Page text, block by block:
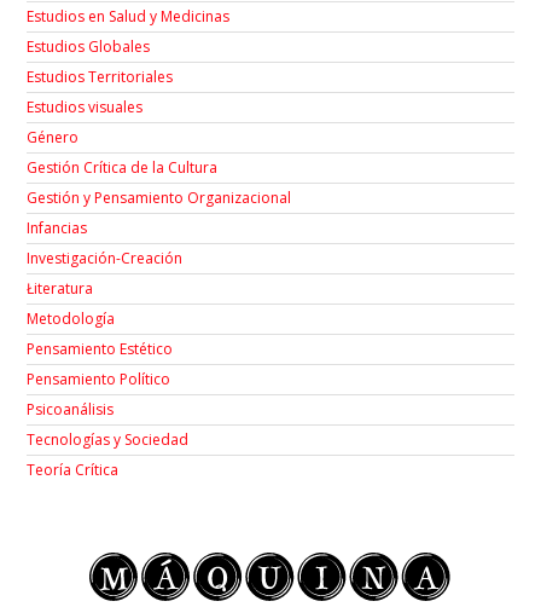
Estudios en Salud y Medicinas
Estudios Globales
Estudios Territoriales
Estudios visuales
Género
Gestión Crítica de la Cultura
Gestión y Pensamiento Organizacional
Infancias
Investigación-Creación
Łiteratura
Metodología
Pensamiento Estético
Pensamiento Político
Psicoanálisis
Tecnologías y Sociedad
Teoría Crítica